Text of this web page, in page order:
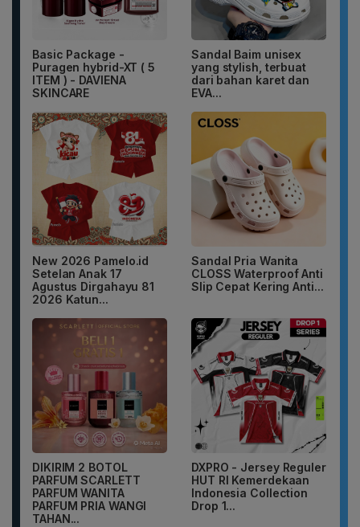
Basic Package -
Puragen hybrid-XT ( 5
ITEM ) - DAVIENA
SKINCARE
Sandal Baim unisex
yang stylish, terbuat
dari bahan karet dan
EVA...
New 2026 Pamelo.id
Setelan Anak 17
Agustus Dirgahayu 81
2026 Katun...
Sandal Pria Wanita
CLOSS Waterproof Anti
Slip Cepat Kering Anti...
DIKIRIM 2 BOTOL
PARFUM SCARLETT
PARFUM WANITA
PARFUM PRIA WANGI
TAHAN...
DXPRO - Jersey Reguler
HUT RI Kemerdekaan
Indonesia Collection
Drop 1...